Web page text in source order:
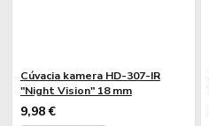
Cúvacia kamera HD-307-IR
"Night Vision" 18 mm
9,98 €